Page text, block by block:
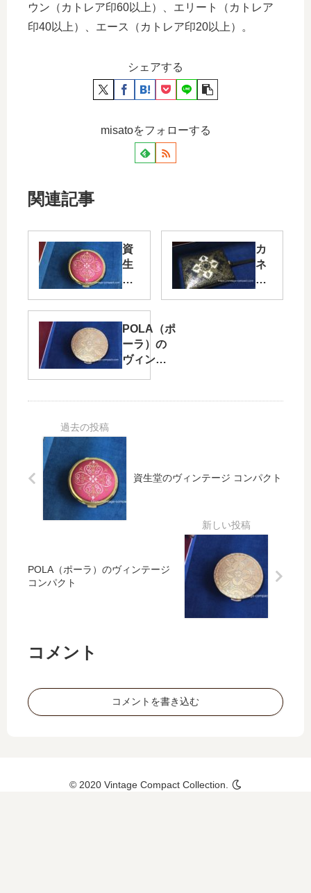
ウン（カトレア印60以上）、エリート（カトレア
印40以上）、エース（カトレア印20以上）。
シェアする
misatoをフォローする
関連記事
資
生
堂
ヴ
ィ
ン
テ
コ
カ
ネ
ボ
ン
ン
POLA（ポ
ーラ）の
ヴィンテ
資生堂のヴィンテージ コンパクト
POLA（ポーラ）のヴィンテージ
コンパクト
コメント
コメントを書き込む
© 2020 Vintage Compact Collection.